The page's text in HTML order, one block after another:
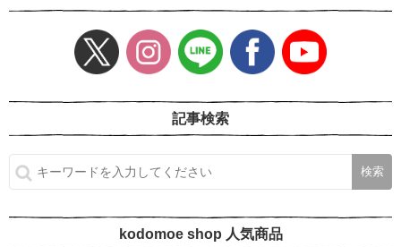
記事検索
kodomoe shop 人気商品